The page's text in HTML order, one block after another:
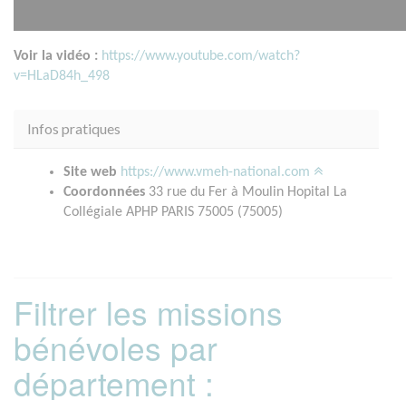
Voir la vidéo : https://www.youtube.com/watch?
v=HLaD84h_498
Infos pratiques
Site web https://www.vmeh-national.com
Coordonnées 33 rue du Fer à Moulin Hopital La
Collégiale APHP PARIS 75005 (75005)
Filtrer les missions
bénévoles par
département :